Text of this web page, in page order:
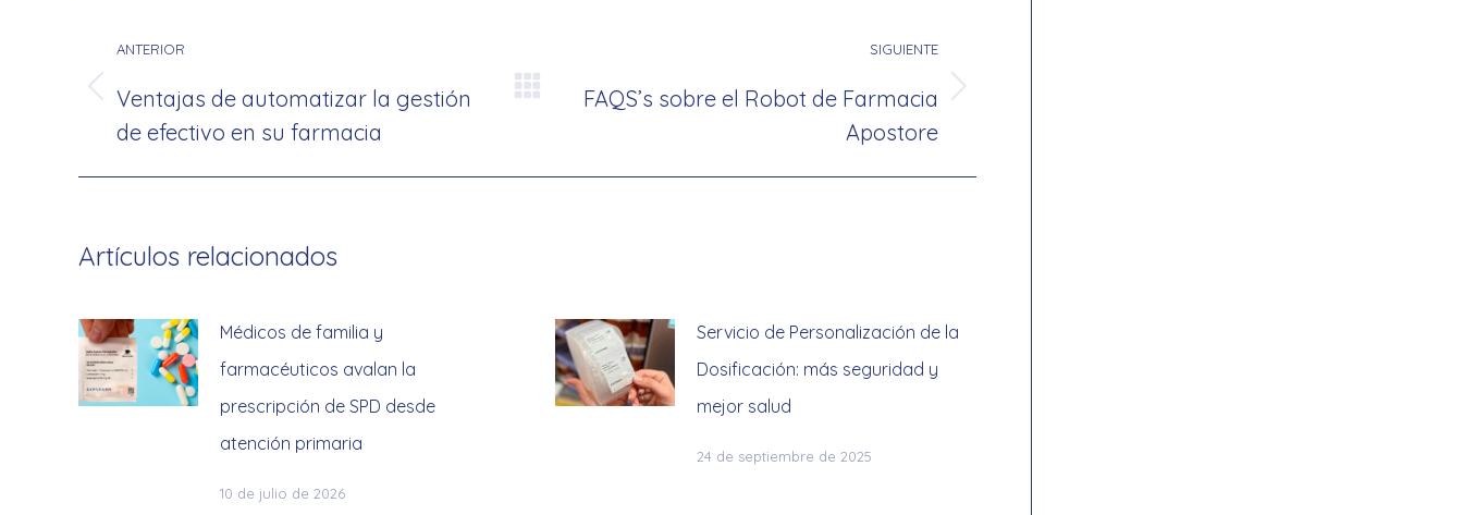
entre
publicaciones
ANTERIOR
Publicación
anterior:
Ventajas de automatizar la gestión
de efectivo en su farmacia
SIGUIENTE
Publicación
FAQS’s sobre el Robot de Farmacia
Apostore
Artículos relacionados
Médicos de familia y
farmacéuticos avalan la
prescripción de SPD desde
atención primaria
10 de julio de 2026
Servicio de Personalización de la
Dosificación: más seguridad y
mejor salud
24 de septiembre de 2025